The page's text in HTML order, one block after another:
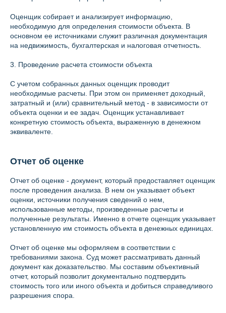
Оценщик собирает и анализирует информацию,
необходимую для определения стоимости объекта. В
основном ее источниками служит различная документация
на недвижимость, бухгалтерская и налоговая отчетность.
3. Проведение расчета стоимости объекта
С учетом собранных данных оценщик проводит
необходимые расчеты. При этом он применяет доходный,
затратный и (или) сравнительный метод - в зависимости от
объекта оценки и ее задач. Оценщик устанавливает
конкретную стоимость объекта, выраженную в денежном
эквиваленте.
Отчет об оценке
Отчет об оценке - документ, который предоставляет оценщик
после проведения анализа. В нем он указывает объект
оценки, источники получения сведений о нем,
использованные методы, произведенные расчеты и
полученные результаты. Именно в отчете оценщик указывает
установленную им стоимость объекта в денежных единицах.
Отчет об оценке мы оформляем в соответствии с
требованиями закона. Суд может рассматривать данный
документ как доказательство. Мы составим объективный
отчет, который позволит документально подтвердить
стоимость того или иного объекта и добиться справедливого
разрешения спора.